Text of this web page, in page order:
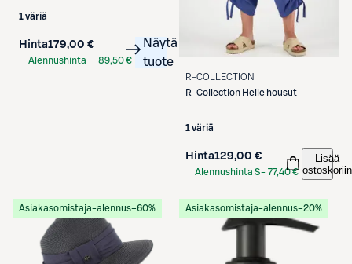
1 väriä
Hinta179,00 €
Alennushinta
89,50 €
Näytä
tuote
R-COLLECTION
R-Collection Helle housut
1 väriä
Hinta129,00 €
Alennushinta S- 77,40 €
Lisää
ostoskoriin
Asiakasomistaja-alennus−60% Asiakasomistaja-alennus−20%